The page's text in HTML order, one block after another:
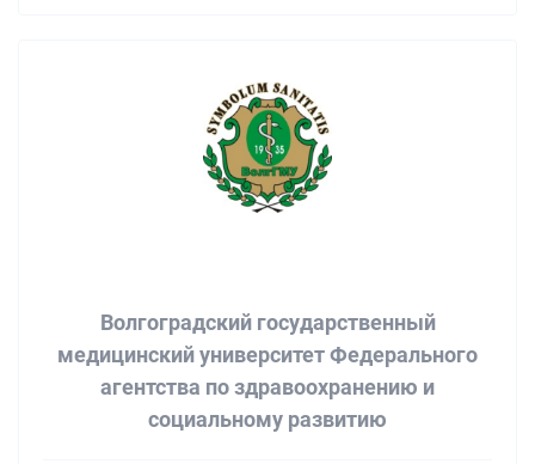
Волгоградский государственный
медицинский университет Федерального
агентства по здравоохранению и
социальному развитию